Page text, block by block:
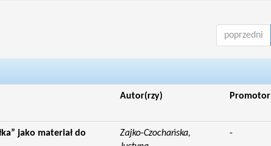
poprzedni
Autor(rzy) Promotor
jako materiał do
Zajko-Czochańska,
-